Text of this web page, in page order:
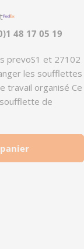
48 17 05 19
prevoS1 et 27102
les soufflettes
travail organisé Ce
de
- Support
BG_FIX -